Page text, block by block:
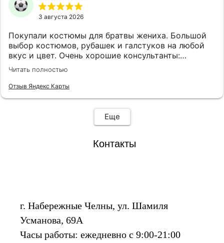
3 августа 2026
Покупали костюмы для братвы жениха. Большой
выбор костюмов, рубашек и галстуков на любой
вкус и цвет. Очень хорошие консультанты:
клиентоориентированы, эмпатичны, симпатичны, с
хорошим вкусом. Огромная благодарность
консультантам Анне и Ляле! Также наливают чай,
Читать полностью
Отзыв Яндекс Карты
Еще
Контакты
г. Набережные Челны, ул. Шамиля
Усманова, 69А
Часы работы: ежедневно с 9:00-21:00